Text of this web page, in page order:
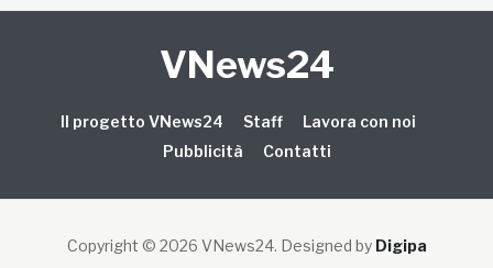
VNews24
Il progetto VNews24 Staff
Lavora con noi
Pubblicità
Contatti
Copyright © 2026 VNews24. Designed by Digipa